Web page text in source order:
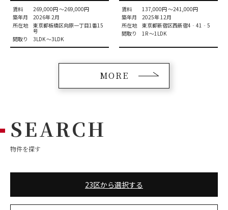
賃料
269,000円 〜269,000円
築年月
2026年 2月
所在地
東京都板橋区向原一丁目1番15
号
間取り
3LDK 〜3LDK
賃料
137,000円 〜241,000円
築年月
2025年 12月
所在地
東京都新宿区西新宿4‐41‐5
間取り
1R 〜1LDK
MORE
SEARCH
物件を探す
23区から選択する